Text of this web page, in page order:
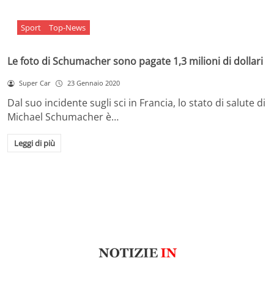
Sport Top-News
Le foto di Schumacher sono pagate 1,3 milioni di dollari
Super Car 23 Gennaio 2020
Dal suo incidente sugli sci in Francia, lo stato di salute di
Michael Schumacher è…
Leggi di più